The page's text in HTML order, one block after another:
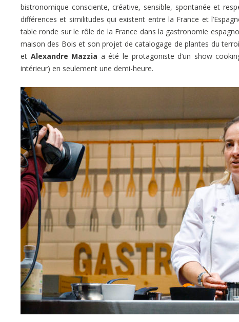
bistronomique consciente, créative, sensible, spontanée et
différences et similitudes qui existent entre la France et
table ronde sur le rôle de la France dans la gastronomie
maison des Bois et son projet de catalogage de plantes du
et Alexandre Mazzia a été le protagoniste d’un show
intérieur) en seulement une demi-heure.